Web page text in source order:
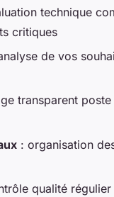
technique
critiques
de vos
transparent
: organisation
qualité